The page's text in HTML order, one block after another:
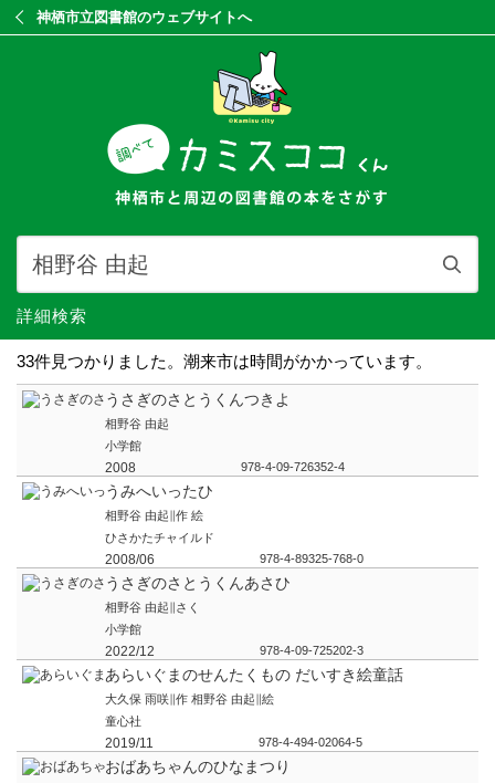
神栖市立図書館のウェブサイトへ
詳細検索
33件見つかりました。潮来市は時間がかかっています。
うさぎのさとうくんつきよ
相野谷 由起
小学館
2008 978-4-09-726352-4
うみへいったひ
相野谷 由起∥作 絵
ひさかたチャイルド
2008/06 978-4-89325-768-0
うさぎのさとうくんあさひ
相野谷 由起∥さく
小学館
2022/12 978-4-09-725202-3
あらいぐまのせんたくもの だいすき絵童話
大久保 雨咲∥作 相野谷 由起∥絵
童心社
2019/11 978-4-494-02064-5
おばあちゃんのひなまつり